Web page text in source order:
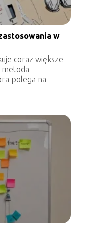
w
coraz większe
metoda
polega na